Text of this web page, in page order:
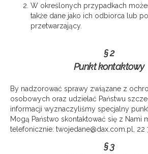
W określonych przypadkach
także dane jako ich odbiorca lub
przetwarzający.
§ 2
Punkt kontaktowy
By nadzorować sprawy związane z
osobowych oraz udzielać Państwu
informacji wyznaczyliśmy specjalny
Mogą Państwo skontaktować się z Nami
telefonicznie: twojedane@dax.com.pl, 22
§ 3